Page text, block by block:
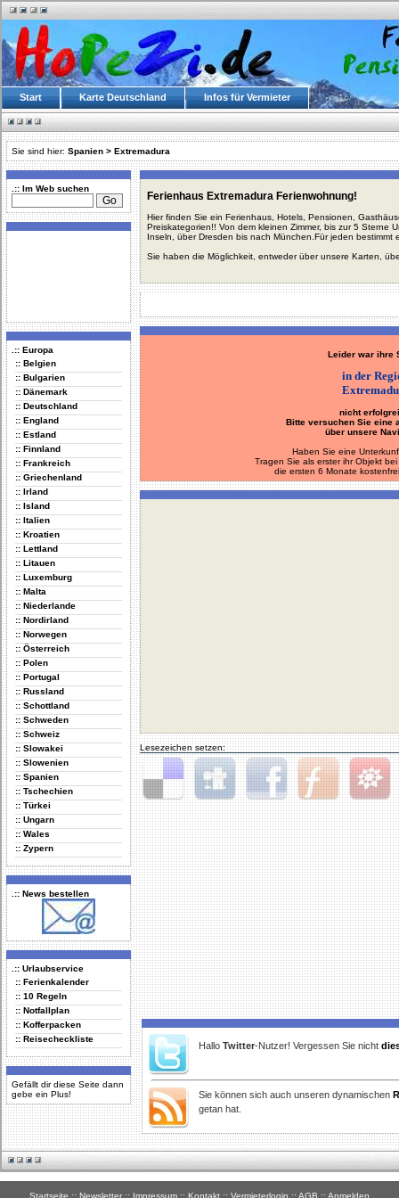
Start Karte Deutschland Infos für Vermieter
Sie sind hier: Spanien > Extremadura
.:: Im Web suchen
.:: Europa
:: Belgien
:: Bulgarien
:: Dänemark
:: Deutschland
:: England
:: Estland
:: Finnland
:: Frankreich
:: Griechenland
:: Irland
:: Island
:: Italien
:: Kroatien
:: Lettland
:: Litauen
:: Luxemburg
:: Malta
:: Niederlande
:: Nordirland
:: Norwegen
:: Österreich
:: Polen
:: Portugal
:: Russland
:: Schottland
:: Schweden
:: Schweiz
:: Slowakei
:: Slowenien
:: Spanien
:: Tschechien
:: Türkei
:: Ungarn
:: Wales
:: Zypern
.:: News bestellen
.:: Urlaubservice
:: Ferienkalender
:: 10 Regeln
:: Notfallplan
:: Kofferpacken
:: Reisecheckliste
Gefällt dir diese Seite dann
gebe ein Plus!
Ferienhaus Extremadura Ferienwohnung!
Hier finden Sie ein Ferienhaus, Hotels, Pensionen,
Preiskategorien!! Von dem kleinen Zimmer, bis zur 5 Sterne
Inseln, über Dresden bis nach München.Für jeden bestimmt
Sie haben die Möglichkeit, entweder über unsere Karten,
Leider war ihre
in der
nicht
Bitte versuchen Sie eine
über unsere
Haben Sie eine
Tragen Sie als erster ihr Objekt
die ersten 6 Monate
Lesezeichen setzen:
Delicious Digg Facebook Furl StudiVZ
Hallo Twitter-Nutzer! Vergessen Sie nicht
Sie können sich auch unseren dynamischen
getan hat.
Startseite :: Newsletter :: Impressum :: Kontakt :: Vermieterlogin :: AGB :: Anmelden